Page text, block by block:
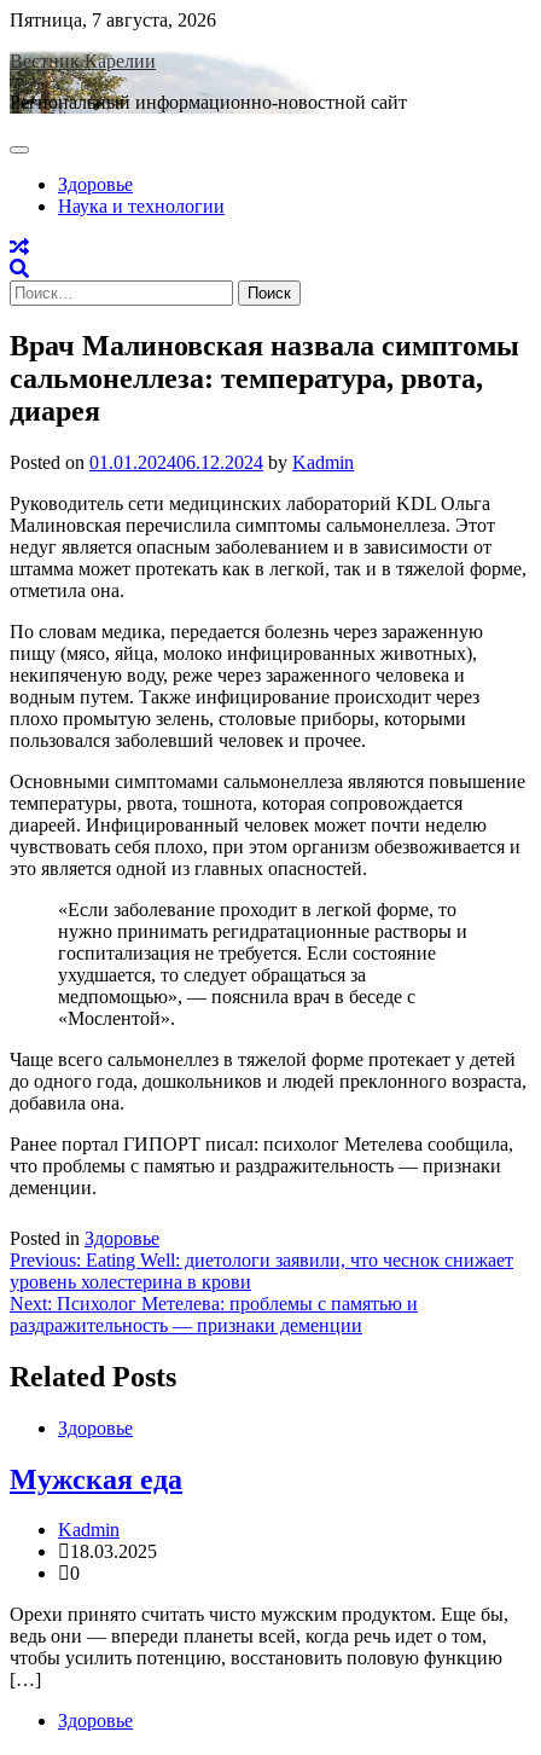
Skip
content
Пятница, 7 августа, 2026
Вестник Карелии
Региональный информационно-новостной сайт
Здоровье
Наука и технологии
Найти:
Врач Малиновская назвала симптомы
сальмонеллеза: температура, рвота,
диарея
Posted on 01.01.202406.12.2024 by Kadmin
Руководитель сети медицинских лабораторий KDL Ольга
Малиновская перечислила симптомы сальмонеллеза. Этот
недуг является опасным заболеванием и в зависимости от
штамма может протекать как в легкой, так и в тяжелой форме,
отметила она.
По словам медика, передается болезнь через зараженную
пищу (мясо, яйца, молоко инфицированных животных),
некипяченую воду, реже через зараженного человека и
водным путем. Также инфицирование происходит через
плохо промытую зелень, столовые приборы, которыми
пользовался заболевший человек и прочее.
Основными симптомами сальмонеллеза являются повышение
температуры, рвота, тошнота, которая сопровождается
диареей. Инфицированный человек может почти неделю
чувствовать себя плохо, при этом организм обезвоживается и
это является одной из главных опасностей.
«Если заболевание проходит в легкой форме, то
нужно принимать регидратационные растворы и
госпитализация не требуется. Если состояние
ухудшается, то следует обращаться за
медпомощью», — пояснила врач в беседе с
«Мослентой».
Чаще всего сальмонеллез в тяжелой форме протекает у детей
до одного года, дошкольников и людей преклонного возраста,
добавила она.
Ранее портал ГИПОРТ писал: психолог Метелева сообщила,
что проблемы с памятью и раздражительность — признаки
деменции.
Posted in Здоровье
Навигация
по
записям
Previous: Eating Well: диетологи заявили, что чеснок снижает
уровень холестерина в крови
Next: Психолог Метелева: проблемы с памятью и
раздражительность — признаки деменции
Related Posts
Здоровье
Мужская еда
Kadmin
18.03.2025
0
Орехи принято считать чисто мужским продуктом. Еще бы,
ведь они — впереди планеты всей, когда речь идет о том,
чтобы усилить потенцию, восстановить половую функцию
[…]
Здоровье